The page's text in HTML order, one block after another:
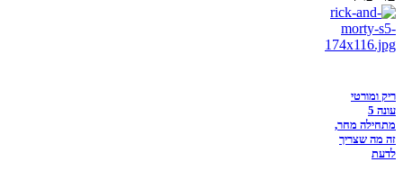
ריק ומורטי
עונה 5
מתחילה מחר,
זה מה שצריך
לדעת